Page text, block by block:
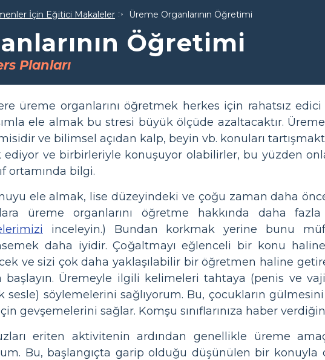
İçin Eğitici Makaleler Üreme Organlarının Öğretimi
Öğretimi
Planları
üreme organlarını öğretmek herkes için rahatsız
ele almak bu stresi büyük ölçüde azaltacaktır.
ve bilimsel açıdan kalp, beyin vb. konuları
ediyor ve birbirleriyle konuşuyor olabilirler, bu yüzden
ortamında bilgi.
ele almak, lise düzeyindeki ve çoğu zaman daha
üreme organlarını öğretme hakkında daha
inceleyin.) Bundan korkmak yerine bunu
daha iyidir. Çoğaltmayı eğlenceli bir konu
ve sizi çok daha yaklaşılabilir bir öğretmen haline
başlayın. Üremeyle ilgili kelimeleri tahtaya (penis ve
sesle) söylemelerini sağlıyorum. Bu, çocukların
gevşemelerini sağlar. Komşu sınıflarınıza haber
eriten aktivitenin ardından genellikle üreme
Bu, başlangıçta garip olduğu düşünülen bir konuyla